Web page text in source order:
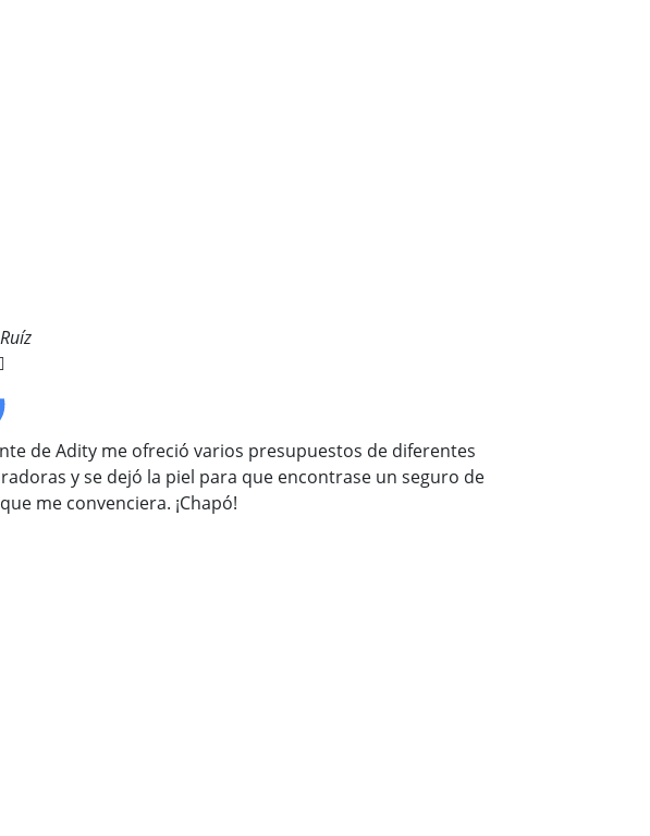
de Adity me ofreció varios presupuestos de diferentes
y se dejó la piel para que encontrase un seguro de
me convenciera. ¡Chapó!